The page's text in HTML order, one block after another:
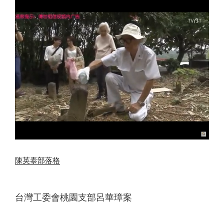
陳英泰部落格
台灣工委會桃園支部呂華璋案